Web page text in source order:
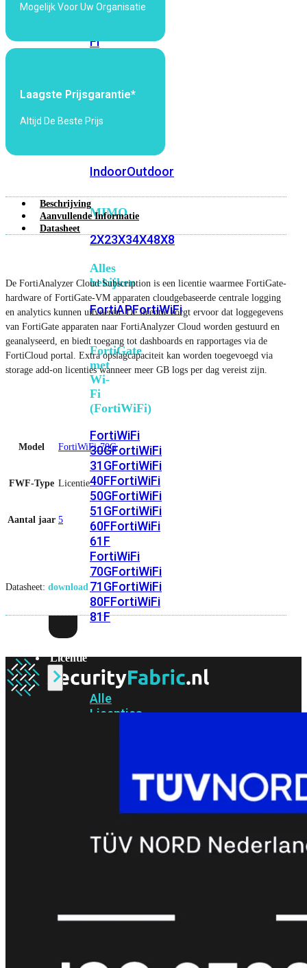
Fi
Fi
Wi-
Fi
IndoorOutdoor
MIMO
2X23X34X48X8
Alles
bekijken
FortiAPFortiWiFi
FortiGate
met
Wi-
Fi
(FortiWiFi)
FortiWiFi
30GFortiWiFi
31GFortiWiFi
40FFortiWiFi
50GFortiWiFi
51GFortiWiFi
60FFortiWiFi
61F
FortiWiFi
70GFortiWiFi
71GFortiWiFi
80FFortiWiFi
81F
Licentie
Alle
Licenties
Support
FortiCare
EssentialsFortiCare
Elite
FortiCare
Upgrades
RMA
Mogelijk Voor Uw Organisatie
Laagste Prijsgarantie*
Altijd De Beste Prijs
Beschrijving
Aanvullende Informatie
Datasheet
De FortiAnalyzer Cloud Subscription is een licentie waarmee FortiGate-
hardware of FortiGate-VM apparaten cloudgebaseerde centrale logging
en analytics kunnen uitvoeren. De licentie zorgt ervoor dat loggegevens
van FortiGate apparaten naar FortiAnalyzer Cloud worden gestuurd en
geanalyseerd, en biedt toegang tot dashboards en rapportages via de
FortiCloud portal. Extra opslagcapaciteit kan worden toegevoegd via
storage add-on licenties wanneer meer GB logs per dag vereist zijn.
Model FortiWiFi-70G
FWF-Type Licentie
Aantal jaar 5
Datasheet: download